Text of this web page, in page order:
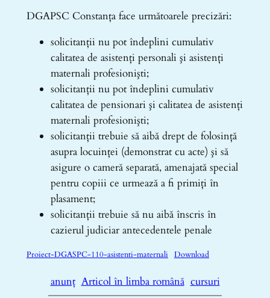
DGAPSC Constanța face următoarele precizări:
solicitanţii nu pot îndeplini cumulativ
calitatea de asistenţi personali şi asistenţi
maternali profesionişti;
solicitanţii nu pot îndeplini cumulativ
calitatea de pensionari şi calitatea de asistenţi
maternali profesionişti;
solicitanţii trebuie să aibă drept de folosinţă
asupra locuinţei (demonstrat cu acte) şi să
asigure o cameră separată, amenajată special
pentru copiii ce urmează a fi primiţi în
plasament;
solicitanții trebuie să nu aibă înscris în
cazierul judiciar antecedentele penale
Proiect-DGASPC-110-asistenti-maternali Download
anunț Articol în limba română cursuri